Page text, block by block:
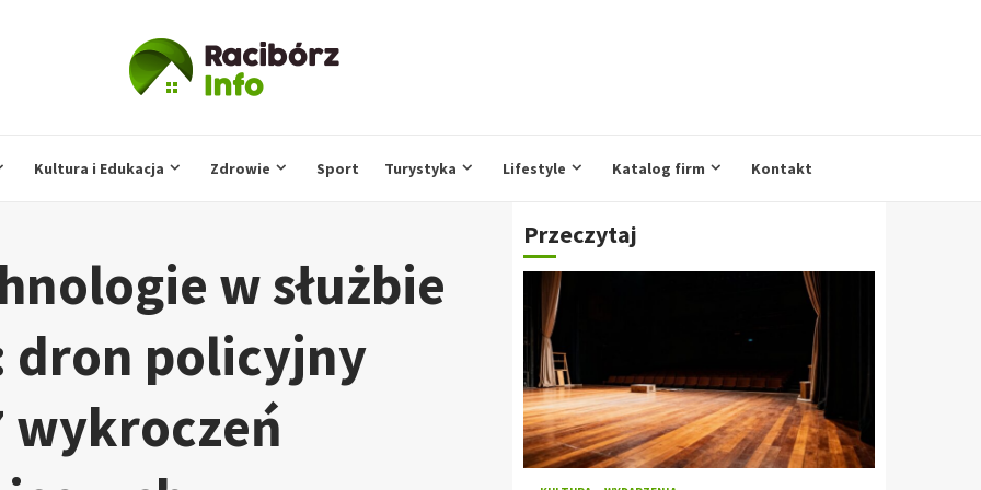
Kultura i Edukacja Zdrowie Sport Turystyka Lifestyle Katalog firm Kontakt
w służbie
dron policyjny
wykroczeń
Przeczytaj